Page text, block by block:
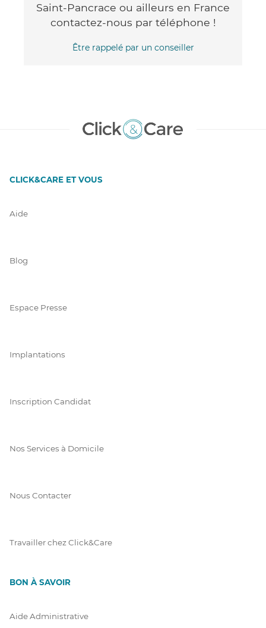
Saint-Pancrace ou ailleurs en France
contactez-nous par téléphone !
Être rappelé par un conseiller
CLICK&CARE ET VOUS
Aide
Blog
Espace Presse
Implantations
Inscription Candidat
Nos Services à Domicile
Nous Contacter
Travailler chez Click&Care
BON À SAVOIR
Aide Administrative